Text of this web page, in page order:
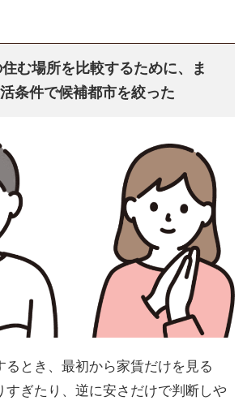
住む場所を比較するために、ま
条件で候補都市を絞った
るとき、最初から家賃だけを見る
すぎたり、逆に安さだけで判断しや